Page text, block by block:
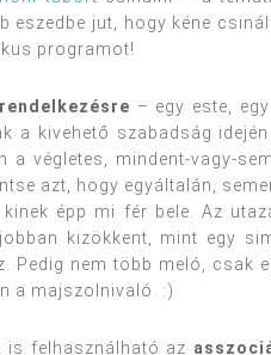
eszedbe jut, hogy kéne
programot!
– egy este,
a kivehető szabadság
végletes, mindent-vagy-
azt, hogy egyáltalán,
épp mi fér bele. Az
kizökkent, mint egy
Pedig nem több meló, csak
a majszolnivaló. :)
is felhasználható az